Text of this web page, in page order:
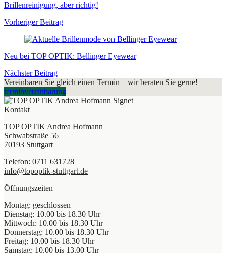
Brillenreinigung, aber richtig!
Vorheriger Beitrag
Neu bei TOP OPTIK: Bellinger Eyewear
Nächster Beitrag
Vereinbaren Sie gleich einen Termin – wir beraten Sie gerne!
terminvereinbarung
Kontakt
TOP OPTIK Andrea Hofmann
Schwabstraße 56
70193 Stuttgart
Telefon: 0711 631728
info@topoptik-stuttgart.de
Öffnungszeiten
Montag: geschlossen
Dienstag: 10.00 bis 18.30 Uhr
Mittwoch: 10.00 bis 18.30 Uhr
Donnerstag: 10.00 bis 18.30 Uhr
Freitag: 10.00 bis 18.30 Uhr
Samstag: 10.00 bis 13.00 Uhr